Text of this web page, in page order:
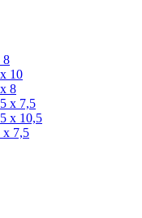
8
10
8
x 7,5
x 10,5
x 7,5